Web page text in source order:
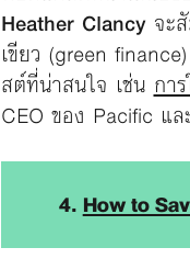
Heather Clancyจะสั
เขียว (green
สต์ที่น่าสนใจ เช่นกา
CEO ของ Pacific แล
4.How to